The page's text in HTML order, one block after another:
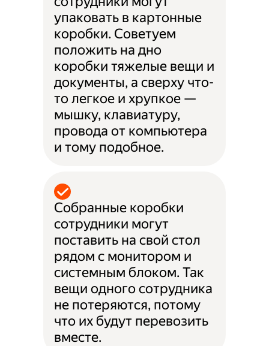
упаковать в картонные
коробки. Советуем
положить на дно
коробки тяжелые вещи и
документы, а сверху что-
то легкое и хрупкое —
мышку, клавиатуру,
провода от компьютера
и тому подобное.
Собранные коробки
сотрудники могут
поставить на свой стол
рядом с монитором и
системным блоком. Так
вещи одного сотрудника
не потеряются, потому
что их будут перевозить
вместе.